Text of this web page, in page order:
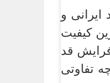
و
کیفیت
ژل افرایش قد
تفاوتی